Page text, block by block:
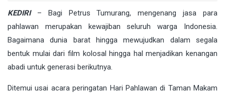
KEDIRI– Bagi Petrus Tumurang, mengenang jasa para
pahlawan merupakan kewajiban seluruh warga Indonesia.
Bagaimana dunia barat hingga mewujudkan dalam segala
bentuk mulai dari film kolosal hingga hal menjadikan kenangan
abadi untuk generasi berikutnya.
Ditemui usai acara peringatan Hari Pahlawan di Taman Makam